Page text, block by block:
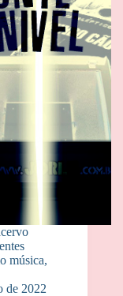
música,
de 2022